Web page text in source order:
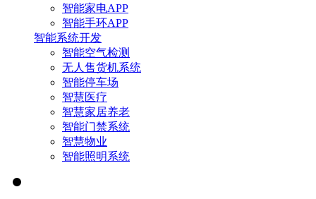
智能家电APP
智能手环APP
智能系统开发
智能空气检测
无人售货机系统
智能停车场
智慧医疗
智慧家居养老
智能门禁系统
智慧物业
智能照明系统